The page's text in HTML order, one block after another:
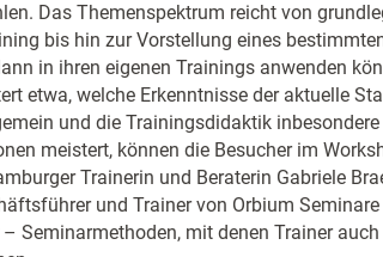
Das Themenspektrum reicht von
bis hin zur Vorstellung eines
in ihren eigenen Trainings anwenden
etwa, welche Erkenntnisse der aktuelle
und die Trainingsdidaktik
meistert, können die Besucher im
Trainerin und Beraterin Gabriele
und Trainer von Orbium
Seminarmethoden, mit denen Trainer